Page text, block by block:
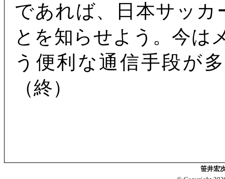
であれば、日本サッ
とを知らせよう。今は
う便利な通信手段が
（終）
笹井宏